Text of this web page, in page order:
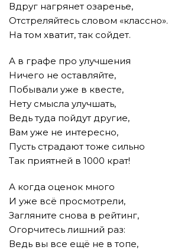
Вдруг нагрянет озаренье,
Отстреляйтесь словом «классно».
На том хватит, так сойдет.
А в графе про улучшения
Ничего не оставляйте,
Побывали уже в квесте,
Нету смысла улучшать,
Ведь туда пойдут другие,
Вам уже не интересно,
Пусть страдают тоже сильно
Так приятней в 1000 крат!
А когда оценок много
И уже всё просмотрели,
Загляните снова в рейтинг,
Огорчитесь лишний раз:
Ведь вы все ещё не в топе,